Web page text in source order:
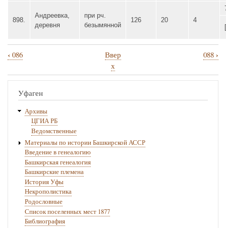
898.
Андреевка,
деревня
при рч.
безымянной
126 20 4
Перекрёстные
ссылки
книги
для
‹ 086
Ввер
х
088 ›
Уфаген
Архивы
ЦГИА РБ
Ведомственные
Материалы по истории Башкирской АССР
Введение в генеалогию
Башкирская генеалогия
Башкирские племена
История Уфы
Некрополистика
Родословные
Список поселенных мест 1877
Библиография